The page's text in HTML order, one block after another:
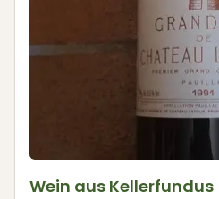
Wein aus Kellerfundus